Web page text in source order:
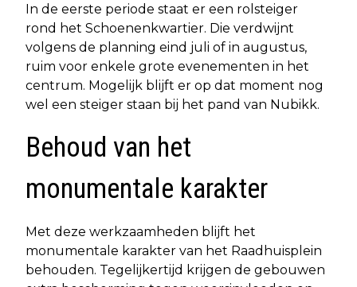
In de eerste periode staat er een rolsteiger
rond het Schoenenkwartier. Die verdwijnt
volgens de planning eind juli of in augustus,
ruim voor enkele grote evenementen in het
centrum. Mogelijk blijft er op dat moment nog
wel een steiger staan bij het pand van Nubikk.
Behoud van het
monumentale karakter
Met deze werkzaamheden blijft het
monumentale karakter van het Raadhuisplein
behouden. Tegelijkertijd krijgen de gebouwen